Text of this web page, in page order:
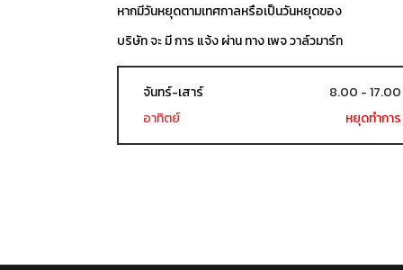
หากมีวันหยุดตามเทศกาลหรือเป็นวันหยุดของ
บริษัท จะ มี การ แจ้ง ผ่าน ทาง เพจ วาล์วมาร์ท
จันทร์-เสาร์
8.00 - 17.00
อาทิตย์
หยุดทำการ